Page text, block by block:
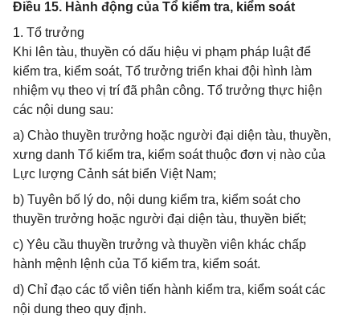
Điều 15. Hành động của Tổ kiểm tra, kiểm soát
1. Tổ trưởng
Khi lên tàu, thuyền có dấu hiệu vi phạm pháp luật để
kiểm tra, kiểm soát, Tổ trưởng triển khai đội hình làm
nhiệm vụ theo vị trí đã phân công. Tổ trưởng thực hiện
các nội dung sau:
a) Chào thuyền trưởng hoặc người đại diện tàu, thuyền,
xưng danh Tổ kiểm tra, kiểm soát thuộc đơn vị nào của
Lực lượng Cảnh sát biển Việt Nam;
b) Tuyên bố lý do, nội dung kiểm tra, kiểm soát cho
thuyền trưởng hoặc người đại diện tàu, thuyền biết;
c) Yêu cầu thuyền trưởng và thuyền viên khác chấp
hành mệnh lệnh của Tổ kiểm tra, kiểm soát.
d) Chỉ đạo các tổ viên tiến hành kiểm tra, kiểm soát các
nội dung theo quy định.